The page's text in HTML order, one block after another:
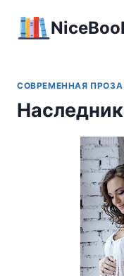
СОВРЕМЕННАЯ ПРОЗА